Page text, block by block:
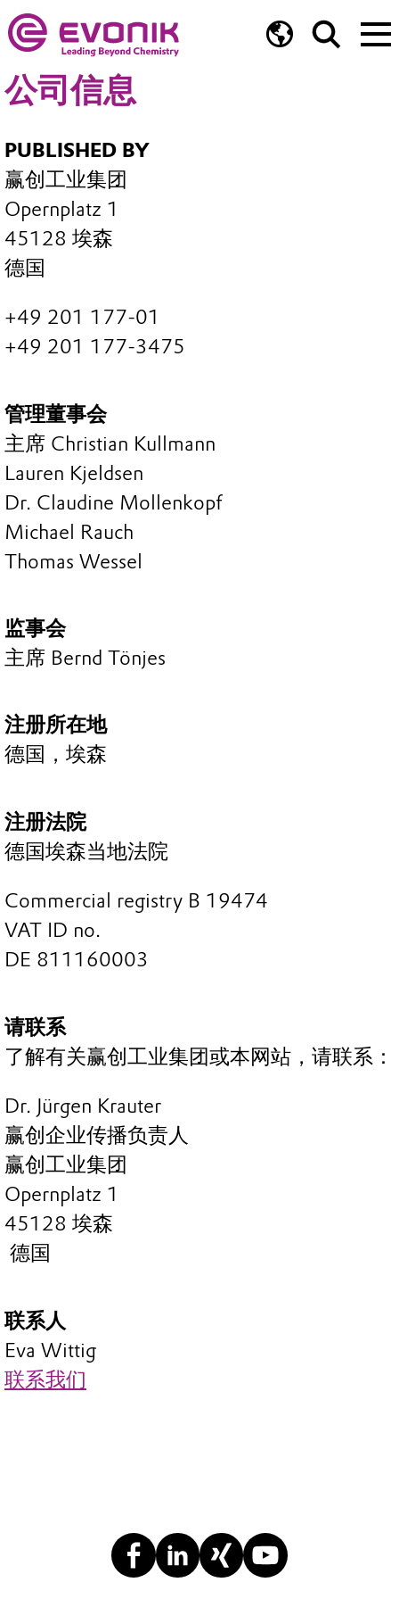
公司信息
PUBLISHED BY
赢创工业集团
Opernplatz 1
45128 埃森
德国
+49 201 177-01
+49 201 177-3475
管理董事会
主席 Christian Kullmann
Lauren Kjeldsen
Dr. Claudine Mollenkopf
Michael Rauch
Thomas Wessel
监事会
主席 Bernd Tönjes
注册所在地
德国，埃森
注册法院
德国埃森当地法院
Commercial registry B 19474
VAT ID no.
DE 811160003
请联系
了解有关赢创工业集团或本网站，请联系：
Dr. Jürgen Krauter
赢创企业传播负责人
赢创工业集团
Opernplatz 1
45128 埃森
德国
联系人
Eva Wittig
联系我们